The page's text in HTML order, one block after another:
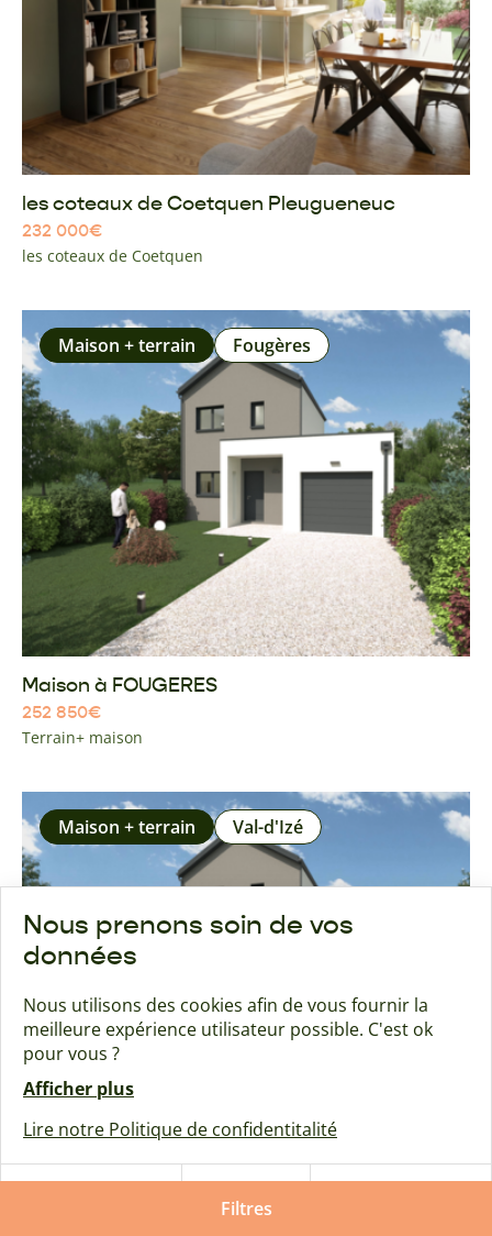
Filtres
les coteaux de Coetquen Pleugueneuc
232 000€
les coteaux de Coetquen
Maison + terrain Fougères
Maison à FOUGERES
252 850€
Terrain+ maison
Maison + terrain Val-d'Izé
Maison à VAL-D'IZE
Nous prenons soin de vos
données
Nous utilisons des cookies afin de vous fournir la
meilleure expérience utilisateur possible. C'est ok
pour vous ?
Afficher plus
Lire notre Politique de confidentitalité
Paramétrer